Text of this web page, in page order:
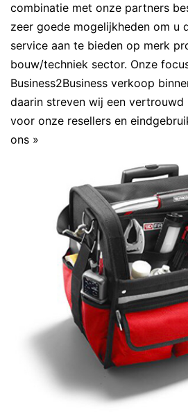
combinatie met onze partners
zeer goede mogelijkheden om u
service aan te bieden op merk
bouw/techniek sector. Onze
Business2Business verkoop
daarin streven wij een
voor onze resellers en
ons »